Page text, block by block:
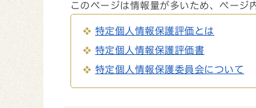
このページは情報量が多いため、ページ
特定個人情報保護評価とは
特定個人情報保護評価書
特定個人情報保護委員会について